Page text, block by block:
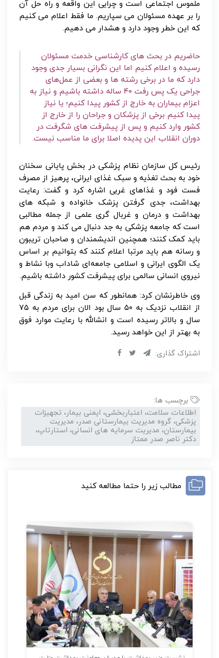
ملموس اجتماعی است و چرایی این واقعه و راه حل آن
را بر عهده مسئولان می سپاریم. ما فقط اعلام می کنیم
که این خطر وجود دارد و هشدار می دهیم.
حاضریم در بحث های کارشناسی خدمت مسئولان
رسیده و اعلام کنیم اما این نگرانی بسیار جدی وجود
دارد که ما در برخی رشته ها و بعضی از عمل‌های
جراحی یک پس رفت ۴۰ ساله داشته باشیم و نیاز به
اعزام بیماران به خارج از کشور پیدا کنیم؛ یا نیاز
پیدا کنیم برخی از پزشکان و جراحان را از خارج از
کشور وارد کنیم و پس از پیشرفت های شگرفت در
دوران انقلاب این پدیده اصلا برای ما مناسب نیست.
رئیس کل سازمان نظام پزشکی در بخش پایانی سخنان
خود به بحث تغذیه و سبک غذای ایرانی، پرهیز از مصرف
فست فود و غذاهای غربی اشاره کرد و گفت: رعایت
بهداشت، جدی گرفتن پزشک خانواده و شبکه های
بهداشت و درمان و غربال گری علمی از جمله مطالبی
است که جامعه پزشکی به جد دنبال می کند و مردم هم
باید کمک کنند؛ همچنین اندیشمندان و صاحبان تریبون
و رسانه هم باید مرتبا اعلام کنند که بتوانیم بر اساس
یک الگوی ایرانی و اسلامی جامعه‌ای شاداب وبا نشاط و
نیروی انسانی سالمی برای پیشرفت کشور داشته باشیم.
وی خاطرنشان کرد: همانطور که سن امید به زندگی قبل
از انقلاب نزدیک به ۵۰ سال بود الان برای مردم به ۷۵
سال و بالاتر رسیده است و انشالله با رعایت موارد فوق
به بهتر از این خواهد رسید.
اشتراک گذاری:
برچسب ها:
اطلاعات سلامت، اعتباربخشی، ایمنی بیمار، تجهیزات
پزشکی، گروه مدیریت بیمارستانی صدر، مدیریت
بیمارستان، مدیریت سرمایه های انسانی، استارتاپ،
دکتر ناصر صدر ممتاز
مطالب زیر را حتما مطالعه کنید